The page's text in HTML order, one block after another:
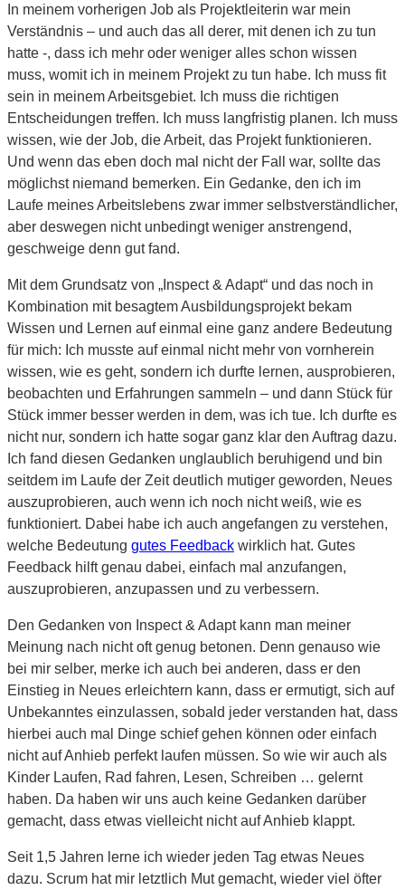
In meinem vorherigen Job als Projektleiterin war mein
Verständnis – und auch das all derer, mit denen ich zu tun
hatte -, dass ich mehr oder weniger alles schon wissen
muss, womit ich in meinem Projekt zu tun habe. Ich muss fit
sein in meinem Arbeitsgebiet. Ich muss die richtigen
Entscheidungen treffen. Ich muss langfristig planen. Ich muss
wissen, wie der Job, die Arbeit, das Projekt funktionieren.
Und wenn das eben doch mal nicht der Fall war, sollte das
möglichst niemand bemerken. Ein Gedanke, den ich im
Laufe meines Arbeitslebens zwar immer selbstverständlicher,
aber deswegen nicht unbedingt weniger anstrengend,
geschweige denn gut fand.
Mit dem Grundsatz von „Inspect & Adapt“ und das noch in
Kombination mit besagtem Ausbildungsprojekt bekam
Wissen und Lernen auf einmal eine ganz andere Bedeutung
für mich: Ich musste auf einmal nicht mehr von vornherein
wissen, wie es geht, sondern ich durfte lernen, ausprobieren,
beobachten und Erfahrungen sammeln – und dann Stück für
Stück immer besser werden in dem, was ich tue. Ich durfte es
nicht nur, sondern ich hatte sogar ganz klar den Auftrag dazu.
Ich fand diesen Gedanken unglaublich beruhigend und bin
seitdem im Laufe der Zeit deutlich mutiger geworden, Neues
auszuprobieren, auch wenn ich noch nicht weiß, wie es
funktioniert. Dabei habe ich auch angefangen zu verstehen,
welche Bedeutung gutes Feedback wirklich hat. Gutes
Feedback hilft genau dabei, einfach mal anzufangen,
auszuprobieren, anzupassen und zu verbessern.
Den Gedanken von Inspect & Adapt kann man meiner
Meinung nach nicht oft genug betonen. Denn genauso wie
bei mir selber, merke ich auch bei anderen, dass er den
Einstieg in Neues erleichtern kann, dass er ermutigt, sich auf
Unbekanntes einzulassen, sobald jeder verstanden hat, dass
hierbei auch mal Dinge schief gehen können oder einfach
nicht auf Anhieb perfekt laufen müssen. So wie wir auch als
Kinder Laufen, Rad fahren, Lesen, Schreiben … gelernt
haben. Da haben wir uns auch keine Gedanken darüber
gemacht, dass etwas vielleicht nicht auf Anhieb klappt.
Seit 1,5 Jahren lerne ich wieder jeden Tag etwas Neues
dazu. Scrum hat mir letztlich Mut gemacht, wieder viel öfter